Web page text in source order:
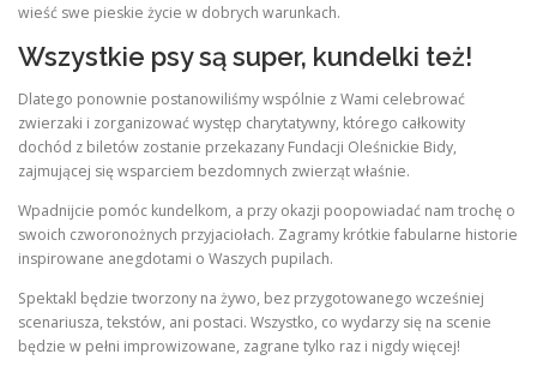
wieść swe pieskie życie w dobrych warunkach.
Wszystkie psy są super, kundelki też!
Dlatego ponownie postanowiliśmy wspólnie z Wami celebrować
zwierzaki i zorganizować występ charytatywny, którego całkowity
dochód z biletów zostanie przekazany Fundacji Oleśnickie Bidy,
zajmującej się wsparciem bezdomnych zwierząt właśnie.
Wpadnijcie pomóc kundelkom, a przy okazji poopowiadać nam trochę o
swoich czworonożnych przyjaciołach. Zagramy krótkie fabularne historie
inspirowane anegdotami o Waszych pupilach.
Spektakl będzie tworzony na żywo, bez przygotowanego wcześniej
scenariusza, tekstów, ani postaci. Wszystko, co wydarzy się na scenie
będzie w pełni improwizowane, zagrane tylko raz i nigdy więcej!